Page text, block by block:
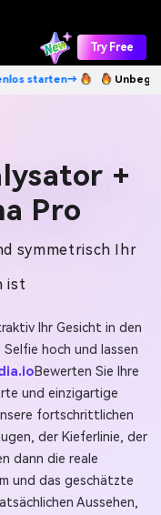
Try Free
Unbegrenzt KI-Bilder
+
Pro
symmetrisch Ihr
ist
Ihr Gesicht in den
hoch und lassen
Bewerten Sie Ihre
und einzigartige
fortschrittlichen
der Kieferlinie, der
dann die reale
und das geschätzte
Aussehen,